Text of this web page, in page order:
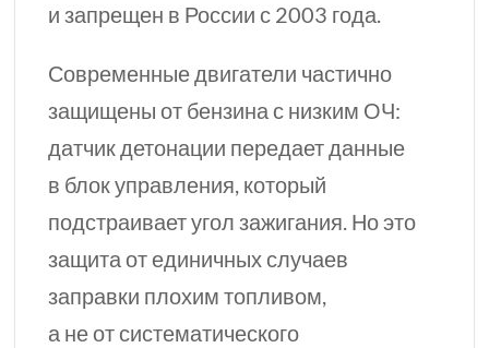
и запрещен в России с 2003 года.
Современные двигатели частично
защищены от бензина с низким ОЧ:
датчик детонации передает данные
в блок управления, который
подстраивает угол зажигания. Но это
защита от единичных случаев
заправки плохим топливом,
а не от систематического